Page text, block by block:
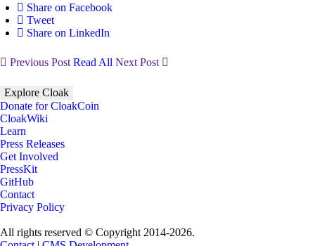
Share on Facebook
Tweet
Share on LinkedIn
Previous Post Read All Next Post
Explore Cloak
Donate for CloakCoin
CloakWiki
Learn
Press Releases
Get Involved
PressKit
GitHub
Contact
Privacy Policy
All rights reserved © Copyright 2014-2026.